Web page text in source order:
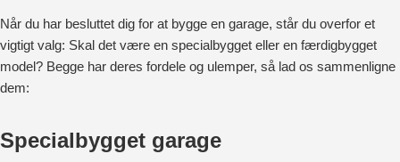
Når du har besluttet dig for at bygge en garage, står du overfor et
vigtigt valg: Skal det være en specialbygget eller en færdigbygget
model? Begge har deres fordele og ulemper, så lad os sammenligne
dem:
Specialbygget garage